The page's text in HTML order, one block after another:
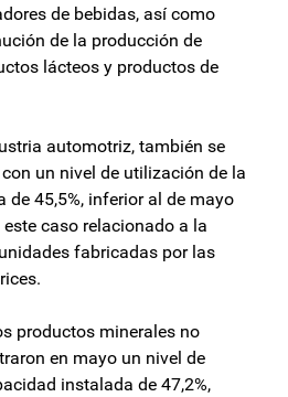
de bebidas, así como
de la producción de
lácteos y productos de
automotriz, también se
un nivel de utilización de la
45,5%, inferior al de mayo
este caso relacionado a la
fabricadas por las
productos minerales no
en mayo un nivel de
instalada de 47,2%,